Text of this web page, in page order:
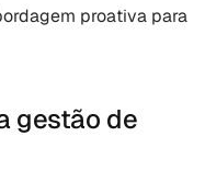
proativa para
gestão de